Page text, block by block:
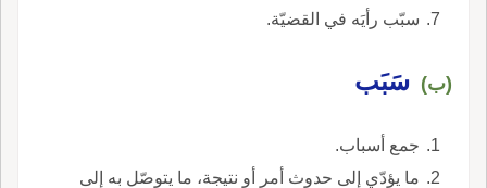
سبّب رأيَه في القضيّة.
(ب) سَبَب
جمع أسباب.
ما يؤدّي إلى حدوث أمر أو نتيجة، ما يتوصّل به إلى